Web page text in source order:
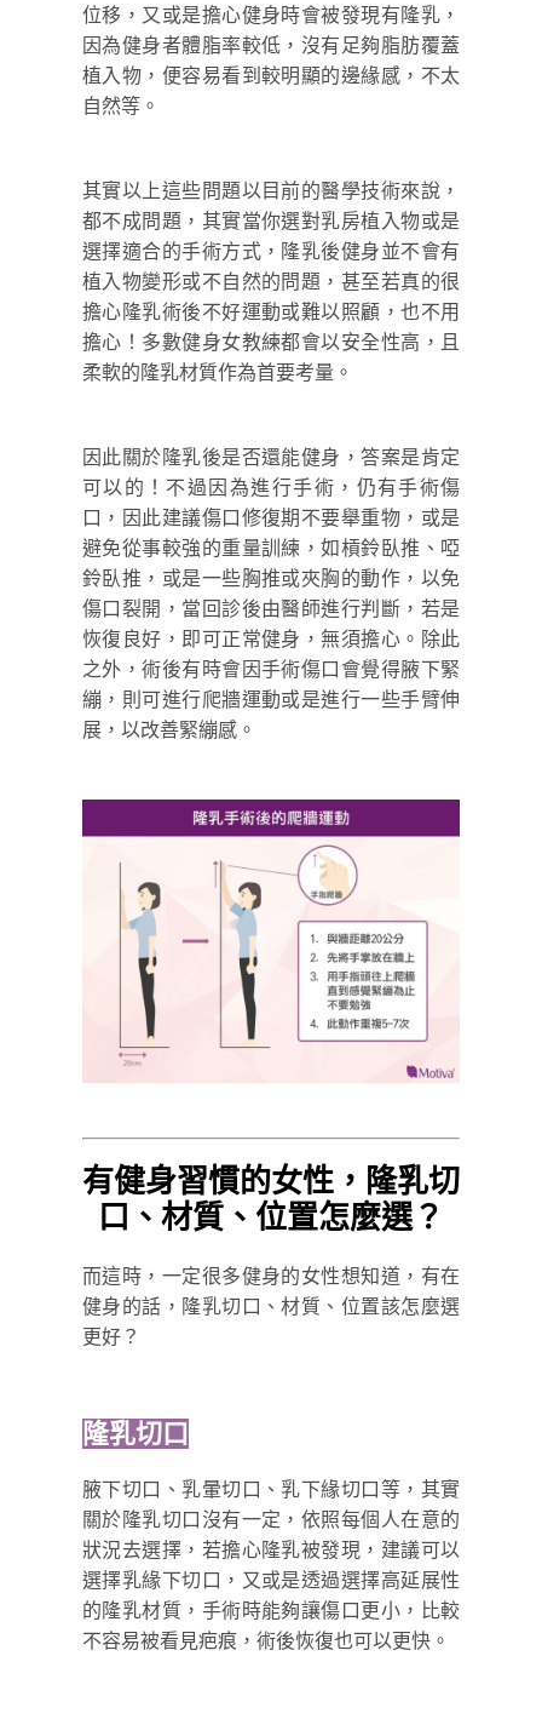
位移，又或是擔心健身時會被發現有隆乳，
因為健身者體脂率較低，沒有足夠脂肪覆蓋
植入物，便容易看到較明顯的邊緣感，不太
自然等。
其實以上這些問題以目前的醫學技術來說，
都不成問題，其實當你選對乳房植入物或是
選擇適合的手術方式，隆乳後健身並不會有
植入物變形或不自然的問題，甚至若真的很
擔心隆乳術後不好運動或難以照顧，也不用
擔心！多數健身女教練都會以安全性高，且
柔軟的隆乳材質作為首要考量。
因此關於隆乳後是否還能健身，答案是肯定
可以的！不過因為進行手術，仍有手術傷
口，因此建議傷口修復期不要舉重物，或是
避免從事較強的重量訓練，如槓鈴臥推、啞
鈴臥推，或是一些胸推或夾胸的動作，以免
傷口裂開，當回診後由醫師進行判斷，若是
恢復良好，即可正常健身，無須擔心。除此
之外，術後有時會因手術傷口會覺得腋下緊
繃，則可進行爬牆運動或是進行一些手臂伸
展，以改善緊繃感。
有健身習慣的女性，隆乳切
口、材質、位置怎麼選？
而這時，一定很多健身的女性想知道，有在
健身的話，隆乳切口、材質、位置該怎麼選
更好？
隆乳切口
腋下切口、乳暈切口、乳下緣切口等，其實
關於隆乳切口沒有一定，依照每個人在意的
狀況去選擇，若擔心隆乳被發現，建議可以
選擇乳緣下切口，又或是透過選擇高延展性
的隆乳材質，手術時能夠讓傷口更小，比較
不容易被看見疤痕，術後恢復也可以更快。